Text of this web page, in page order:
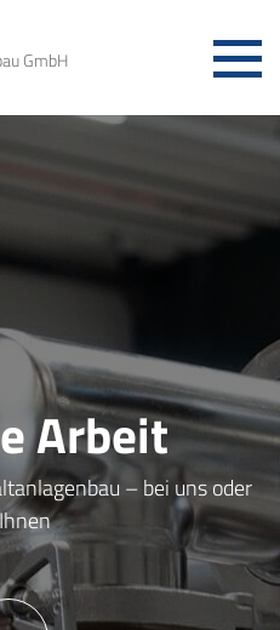
GmbH
ROHRLEITUNGSBAU
EDELSTAHL-BEHÄLTER
UNSER UNTERNEHMEN
JOBS UND KARRIERE
Zertifikate Orbitalschweißen
Arbeit
– bei uns oder